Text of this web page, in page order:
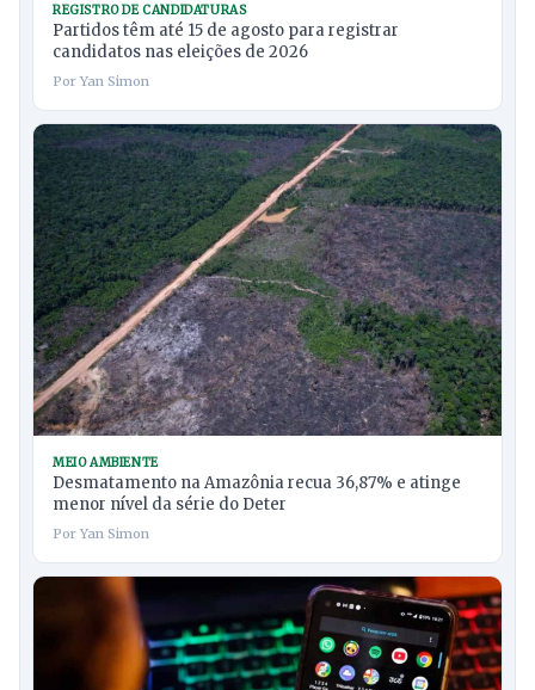
REGISTRO DE CANDIDATURAS
Partidos têm até 15 de agosto para registrar
candidatos nas eleições de 2026
Por Yan Simon
MEIO AMBIENTE
Desmatamento na Amazônia recua 36,87% e atinge
menor nível da série do Deter
Por Yan Simon